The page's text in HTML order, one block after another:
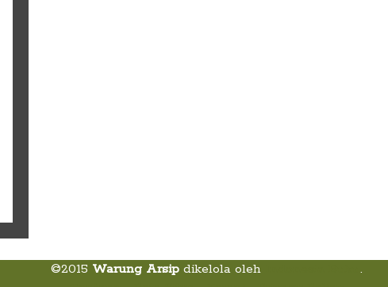
©2015 Warung Arsipdikelola oleh
.